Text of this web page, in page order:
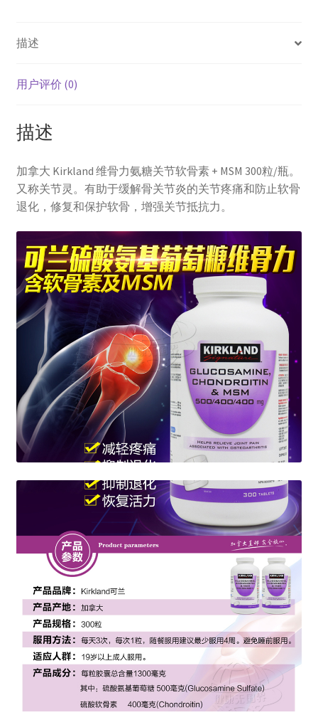
描述
用户评价 (0)
描述
加拿大 Kirkland 维骨力氨糖关节软骨素 + MSM 300粒/瓶。
又称关节灵。有助于缓解骨关节炎的关节疼痛和防止软骨
退化，修复和保护软骨，增强关节抵抗力。